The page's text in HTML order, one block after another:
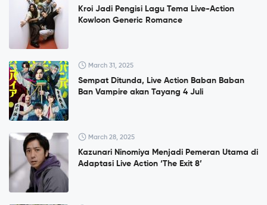
Kroi Jadi Pengisi Lagu Tema Live-Action
Kowloon Generic Romance
March 31, 2025
Sempat Ditunda, Live Action Baban Baban
Ban Vampire akan Tayang 4 Juli
March 28, 2025
Kazunari Ninomiya Menjadi Pemeran Utama di
Adaptasi Live Action ‘The Exit 8’